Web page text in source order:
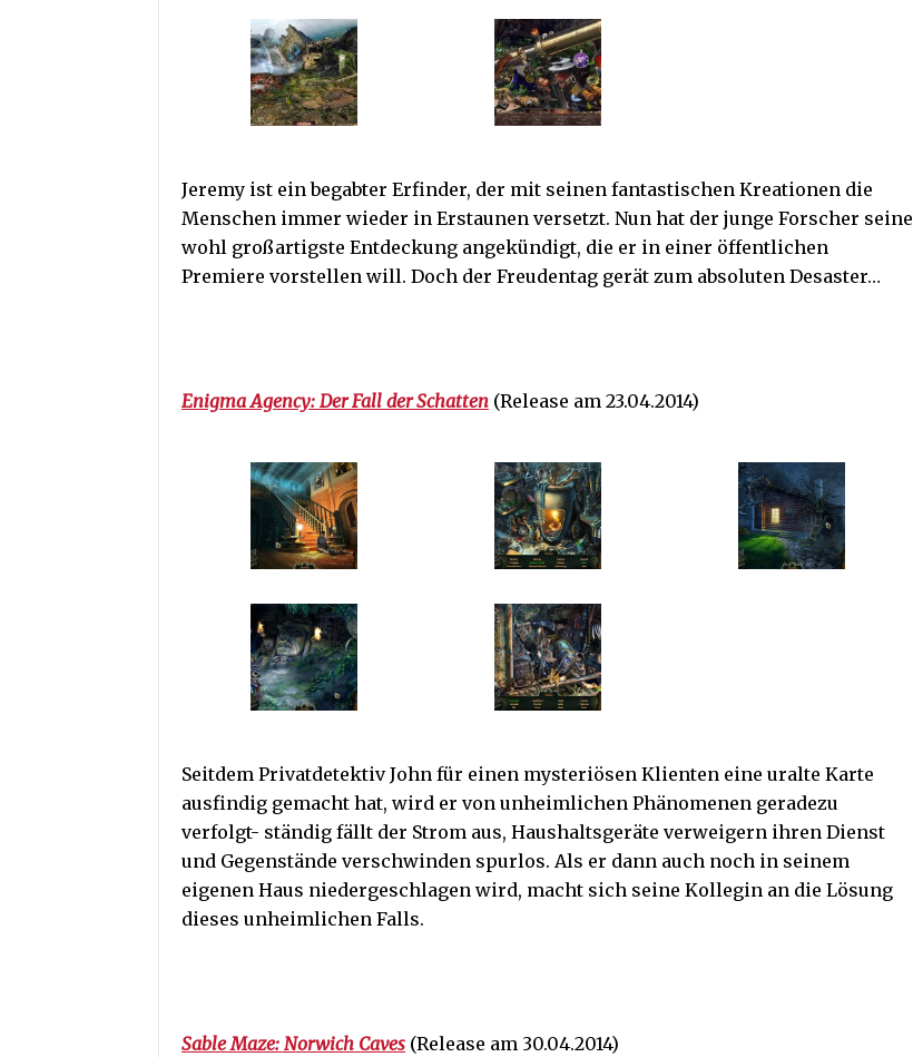
Jeremy ist ein begabter Erfinder, der mit seinen fantastischen Kreationen die
Menschen immer wieder in Erstaunen versetzt. Nun hat der junge Forscher seine
wohl großartigste Entdeckung angekündigt, die er in einer öffentlichen
Premiere vorstellen will. Doch der Freudentag gerät zum absoluten Desaster…
Enigma Agency: Der Fall der Schatten (Release am 23.04.2014)
Seitdem Privatdetektiv John für einen mysteriösen Klienten eine uralte Karte
ausfindig gemacht hat, wird er von unheimlichen Phänomenen geradezu
verfolgt- ständig fällt der Strom aus, Haushaltsgeräte verweigern ihren Dienst
und Gegenstände verschwinden spurlos. Als er dann auch noch in seinem
eigenen Haus niedergeschlagen wird, macht sich seine Kollegin an die Lösung
dieses unheimlichen Falls.
Sable Maze: Norwich Caves (Release am 30.04.2014)